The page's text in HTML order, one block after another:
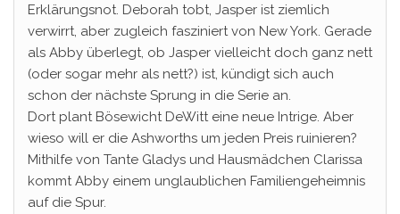
Erklärungsnot. Deborah tobt, Jasper ist ziemlich
verwirrt, aber zugleich fasziniert von New York. Gerade
als Abby überlegt, ob Jasper vielleicht doch ganz nett
(oder sogar mehr als nett?) ist, kündigt sich auch
schon der nächste Sprung in die Serie an.
Dort plant Bösewicht DeWitt eine neue Intrige. Aber
wieso will er die Ashworths um jeden Preis ruinieren?
Mithilfe von Tante Gladys und Hausmädchen Clarissa
kommt Abby einem unglaublichen Familiengeheimnis
auf die Spur.